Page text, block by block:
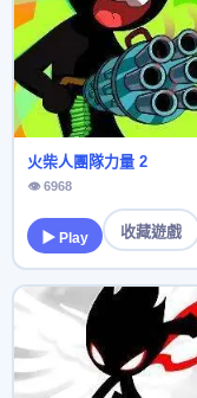
火柴人團隊力量 2
👁 6968
▶ Play 收藏遊戲